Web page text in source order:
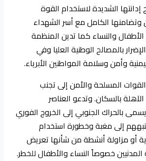
الشديدة لاستخدام القوة
وتضامنها الكامل مع أسر الشهداء
والنساء كما تدين المنظمة
بالمصالح الوطنية العليا وفي
وأمن وسلامة المواطنين الأبرياء.
المسلحة والأمن إلى تجنب
بالسكان. وتدعو العناصر
بالحراك الجنوبي إلى الخروج الفوري
إلى مغبة وخطورة استخدام
أو مزاولة أنشطة من شأنها تعريض
خصوصاً النساء والأطفال للخطر.